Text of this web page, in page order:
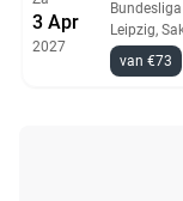
3 Apr
2027
Bundesliga
Leipzig,
van €73